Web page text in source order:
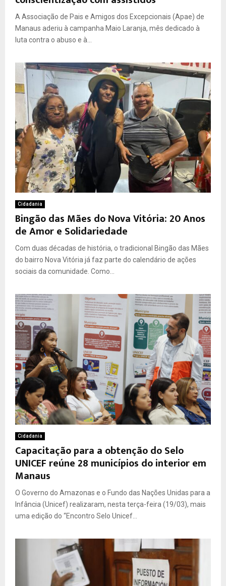
A Associação de Pais e Amigos dos Excepcionais (Apae) de
Manaus aderiu à campanha Maio Laranja, mês dedicado à
luta contra o abuso e à...
Cidadania
Bingão das Mães do Nova Vitória: 20 Anos
de Amor e Solidariedade
Com duas décadas de história, o tradicional Bingão das Mães
do bairro Nova Vitória já faz parte do calendário de ações
sociais da comunidade. Como...
Cidadania
Capacitação para a obtenção do Selo
UNICEF reúne 28 municípios do interior em
Manaus
O Governo do Amazonas e o Fundo das Nações Unidas para a
Infância (Unicef) realizaram, nesta terça-feira (19/03), mais
uma edição do “Encontro Selo Unicef...